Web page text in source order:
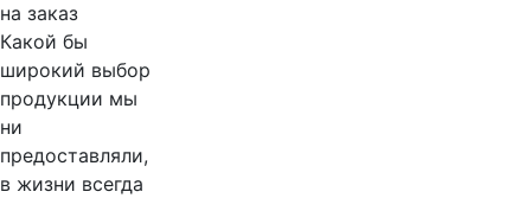
на заказ
Какой бы
широкий выбор
продукции мы
ни
предоставляли,
в жизни всегда